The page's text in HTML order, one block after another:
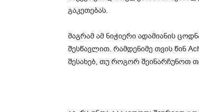
გაკეთებას.
მაგრამ ამ ნიჭიერი ადამიანის
შესწავლით. რამდენიმე თვის წინ
შესახებ, თუ როგორ შეინარჩუნოთ